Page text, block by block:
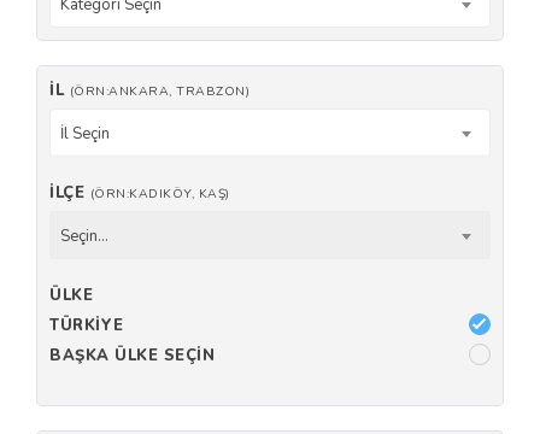
İL (ÖRN:ANKARA, TRABZON)
İl Seçin
İLÇE (ÖRN:KADIKÖY, KAŞ)
Seçin...
ÜLKE
TÜRKIYE
BAŞKA ÜLKE SEÇIN